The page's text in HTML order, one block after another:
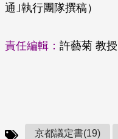
通｣執行團隊撰稿）
責任編輯： 許藝菊 教
京都議定書(19)